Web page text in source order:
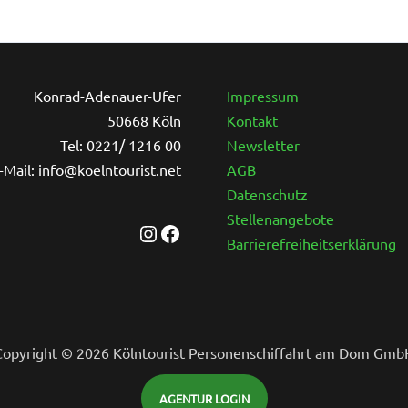
Konrad-Adenauer-Ufer
50668 Köln
Tel: 0221/ 1216 00
Mail: info@koelntourist.net
Instagram
FacebookImpressum
Kontakt
Newsletter
AGB
Datenschutz
Stellenangebote
Barrierefreiheitserklärung
© 2026 Kölntourist Personenschiffahrt am Dom
AGENTUR LOGIN